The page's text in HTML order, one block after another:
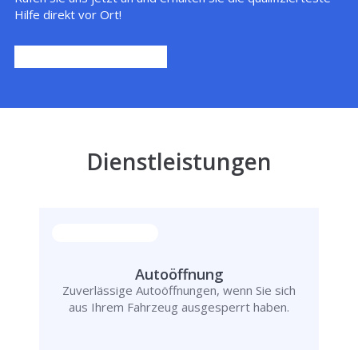
Hilfe direkt vor Ort!
Dienstleistungen
Autoöffnung
Zuverlässige Autoöffnungen, wenn Sie sich
aus Ihrem Fahrzeug ausgesperrt haben.